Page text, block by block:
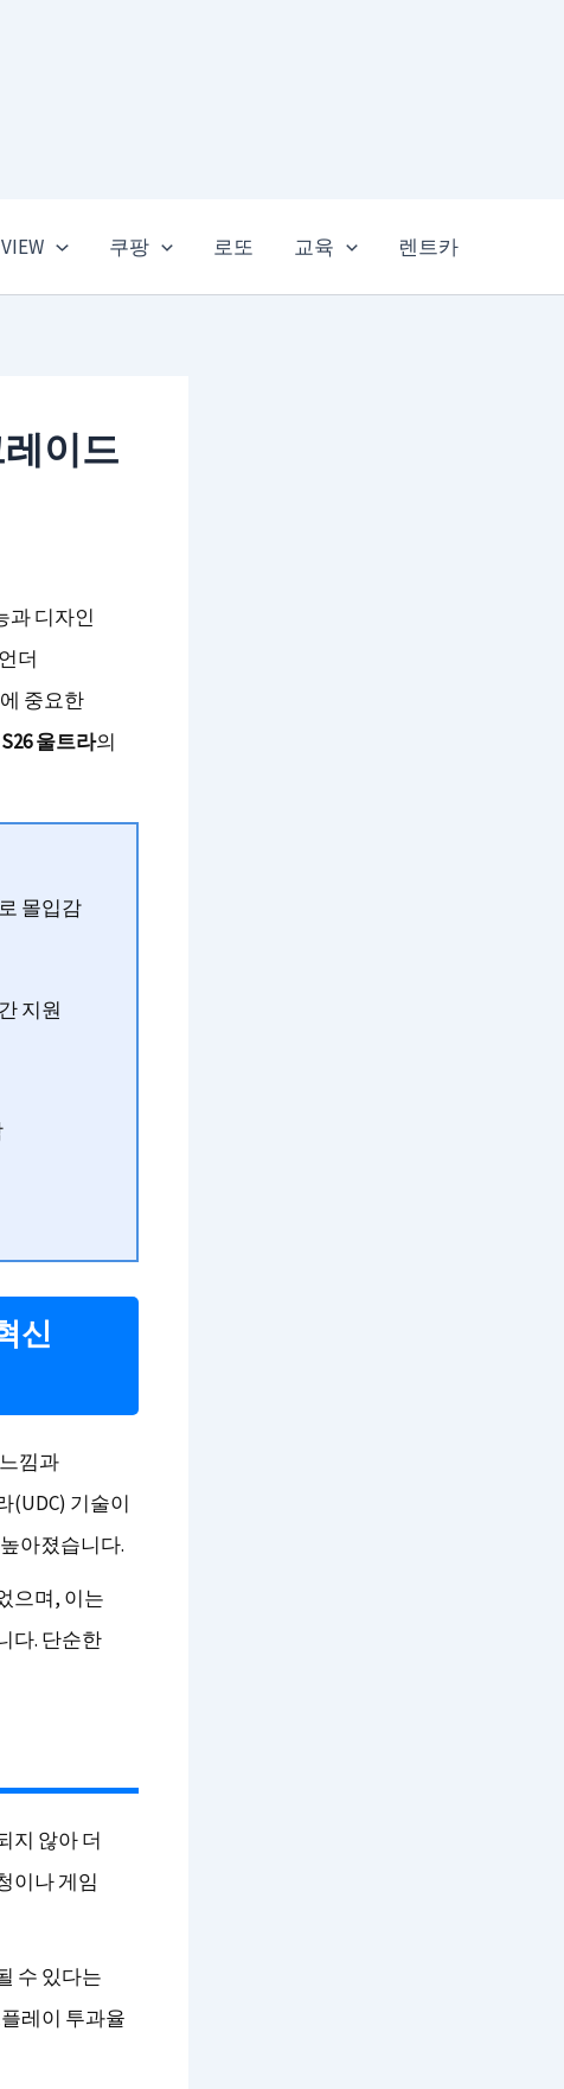
VIEW 쿠팡 로또 교육 렌트카
이드
과 디자인
더
중요한
울트라의
몰입감
지원
신
낌과
(UDC) 기술이
아졌습니다.
으며, 이는
다. 단순한
지 않아 더
이나 게임
수 있다는
레이 투과율